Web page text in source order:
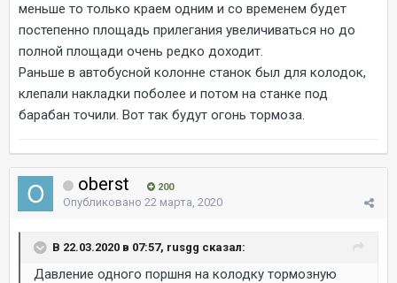
меньше то только краем одним и со временем будет
постепенно площадь прилегания увеличиваться но до
полной площади очень редко доходит.
Раньше в автобусной колонне станок был для колодок,
клепали накладки поболее и потом на станке под
барабан точили. Вот так будут огонь тормоза.
oberst 200
Опубликовано 22 марта, 2020
В 22.03.2020 в 07:57, rusgg сказал:
Давление одного поршня на колодку тормозную